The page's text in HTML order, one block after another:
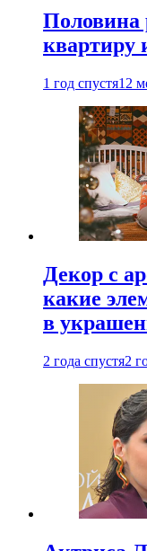
Половина
квартиру
1 год спустя12
Декор с
какие
в
2 года спустя2